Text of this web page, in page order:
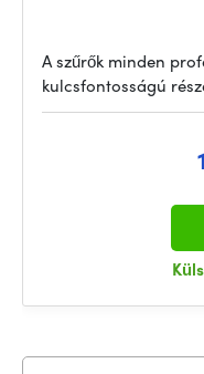
A szűrők minden
kulcsfontosságú